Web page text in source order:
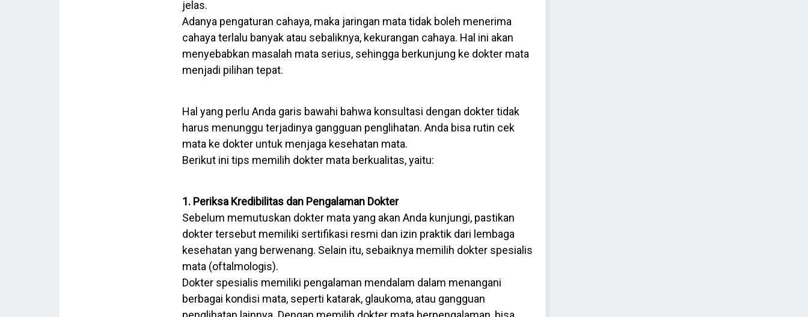
jelas.
Adanya pengaturan cahaya, maka jaringan mata tidak boleh menerima
cahaya terlalu banyak atau sebaliknya, kekurangan cahaya. Hal ini akan
menyebabkan masalah mata serius, sehingga berkunjung ke dokter mata
menjadi pilihan tepat.
Hal yang perlu Anda garis bawahi bahwa konsultasi dengan dokter tidak
harus menunggu terjadinya gangguan penglihatan. Anda bisa rutin cek
mata ke dokter untuk menjaga kesehatan mata.
Berikut ini tips memilih dokter mata berkualitas, yaitu:
1. Periksa Kredibilitas dan Pengalaman Dokter
Sebelum memutuskan dokter mata yang akan Anda kunjungi, pastikan
dokter tersebut memiliki sertifikasi resmi dan izin praktik dari lembaga
kesehatan yang berwenang. Selain itu, sebaiknya memilih dokter spesialis
mata (oftalmologis).
Dokter spesialis memiliki pengalaman mendalam dalam menangani
berbagai kondisi mata, seperti katarak, glaukoma, atau gangguan